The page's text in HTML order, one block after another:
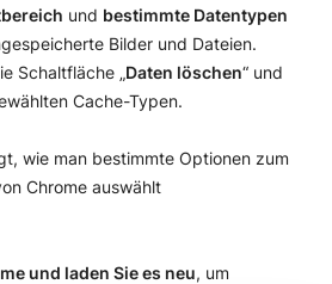
und bestimmte Datentypen
Bilder und Dateien.
Schaltfläche „Daten löschen“ und
Cache-Typen.
und laden Sie es neu, um